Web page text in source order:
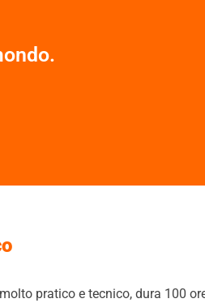
pratico e tecnico, dura 100